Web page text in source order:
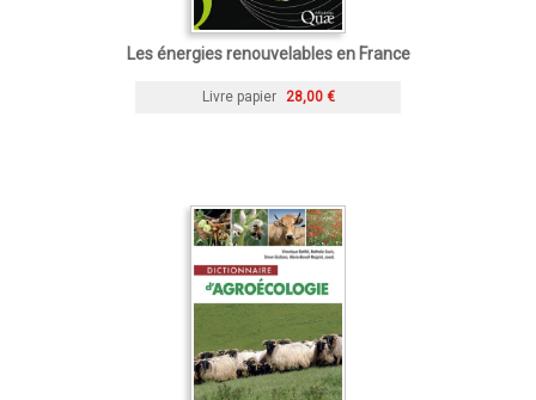
Les énergies renouvelables en France
Livre papier 28,00 €